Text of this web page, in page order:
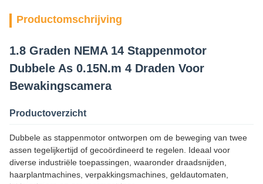
Productomschrijving
1.8 Graden NEMA 14 Stappenmotor
Dubbele As 0.15N.m 4 Draden Voor
Bewakingscamera
Productoverzicht
Dubbele as stappenmotor ontworpen om de beweging van twee
assen tegelijkertijd of gecoördineerd te regelen. Ideaal voor
diverse industriële toepassingen, waaronder draadsnijden,
haarplantmachines, verpakkingsmachines, geldautomaten,